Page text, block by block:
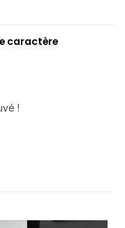
caractère
!